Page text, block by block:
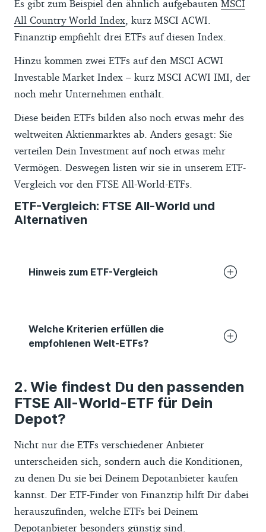
die ausgezahlten Erträge selbst wieder
anlegen. Mehr zum Unterschied zwischen
ausschüttenden und wiederanlegenden
ETFs liest Du im Ratgeberthesaurierende
Fonds.
physische Nachbildung des Index. Das
bedeutet, dass sie das Geld direkt in die
Aktien des Index investieren.
Investoren der amerikanischen Vanguard-
Fonds. Erträge fließen also in das
direkt. Denn die europäischen ETFs
gehören einem europäischen
Tochterunternehmen, welches keine
Genossenschaft ist. Vanguard betont
allerdings, dass der
Genossenschaftsgedanke auch in Europa
umgesetzt wird und die Kosten der Fonds
Es gibt zum Beispiel den ähnlich aufgebauten MSCI
All Country World Index , kurz MSCI ACWI.
Finanztip empfiehlt drei ETFs auf diesen Index.
Hinzu kommen zwei ETFs auf den MSCI ACWI
Investable Market Index – kurz MSCI ACWI IMI, der
noch mehr Unternehmen enthält.
Diese beiden ETFs bilden also noch etwas mehr des
weltweiten Aktienmarktes ab. Anders gesagt: Sie
verteilen Dein Investment auf noch etwas mehr
Vermögen. Deswegen listen wir sie in unserem ETF-
Vergleich vor den FTSE All-World-ETFs.
ETF-Vergleich: FTSE All-World und
Alternativen
Hinweis zum ETF-Vergleich
über deren Websites und
Anlegerinformationen gesammelt haben.
wie eine durchschnittliche Fünf-
Jahresrendite berechnet. Grundlage der
Berechnungen war der monatliche Net-
in US-Dollar angegeben, haben wir zur
Umrechnung die offiziellen Wechselkurse
der EZB verwendet. Eine Gewähr für die
Richtigkeit und Aktualität können wir nicht
übernehmen.
Welche Kriterien erfüllen die
empfohlenen Welt-ETFs?
Kriterien erfüllen:
Die ETFs müssen an einer deutschen
Historie bei der Wertentwicklung.
Die ETFs lassen sich gut an der Börse
kaufen und verkaufen – Anlegende
sind mit jeweils mehr als 100 Millionen
Wie findest Du den passenden
FTSE All-World-ETF für Dein
Depot?
Nicht nur die ETFs verschiedener Anbieter
unterscheiden sich, sondern auch die Konditionen,
zu denen Du sie bei Deinem Depotanbieter kaufen
kannst. Der ETF-Finder von Finanztip hilft Dir dabei
herauszufinden, welche ETFs bei Deinem
Depotanbieter besonders günstig sind.